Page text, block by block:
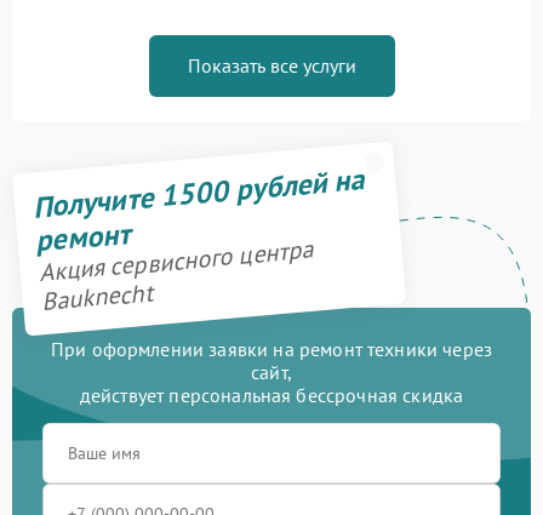
Показать все услуги
Получите 1500 рублей на
ремонт
Акция сервисного центра
Bauknecht
При оформлении заявки на ремонт техники через
сайт,
действует персональная бессрочная скидка